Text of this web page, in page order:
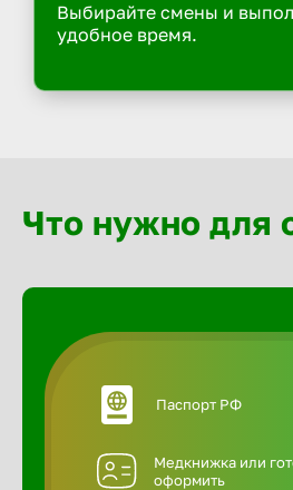
Выбирайте смены и
удобное время.
Что нужно для
Паспорт РФ
Медкнижка или
оформить